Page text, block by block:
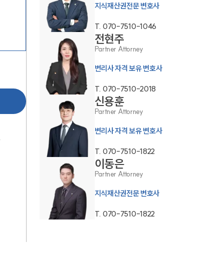
그룹소개
그룹소개
대륜의 강점
오시는 길
글로벌 파트너 로펌
고객의 소리
통합검색
AI대륜
지식재산권전문 변호사
T. 070-7510-1046
전현주
Partner Attorney
변리사 자격 보유 변호사
T. 070-7510-2018
신용훈
Partner Attorney
변리사 자격 보유 변호사
T. 070-7510-1822
이동은
Partner Attorney
지식재산권전문 변호사
T. 070-7510-1822